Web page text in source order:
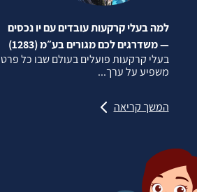
למה בעלי קרקעות עובדים עם יו נכסים
— משדרגים לכם מגורים בע״מ (1283)
בעלי קרקעות פועלים בעולם שבו כל פרט
משפיע על ערך...
המשך קריאה